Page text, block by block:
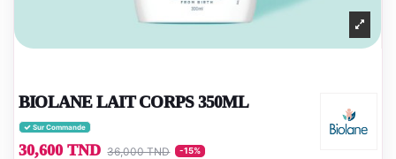
BIOLANE LAIT CORPS 350ML
Sur Commande
30,600 TND 36,000 TND -15%